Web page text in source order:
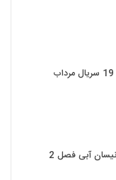
دانلود سریال نیسان آبی فصل 2